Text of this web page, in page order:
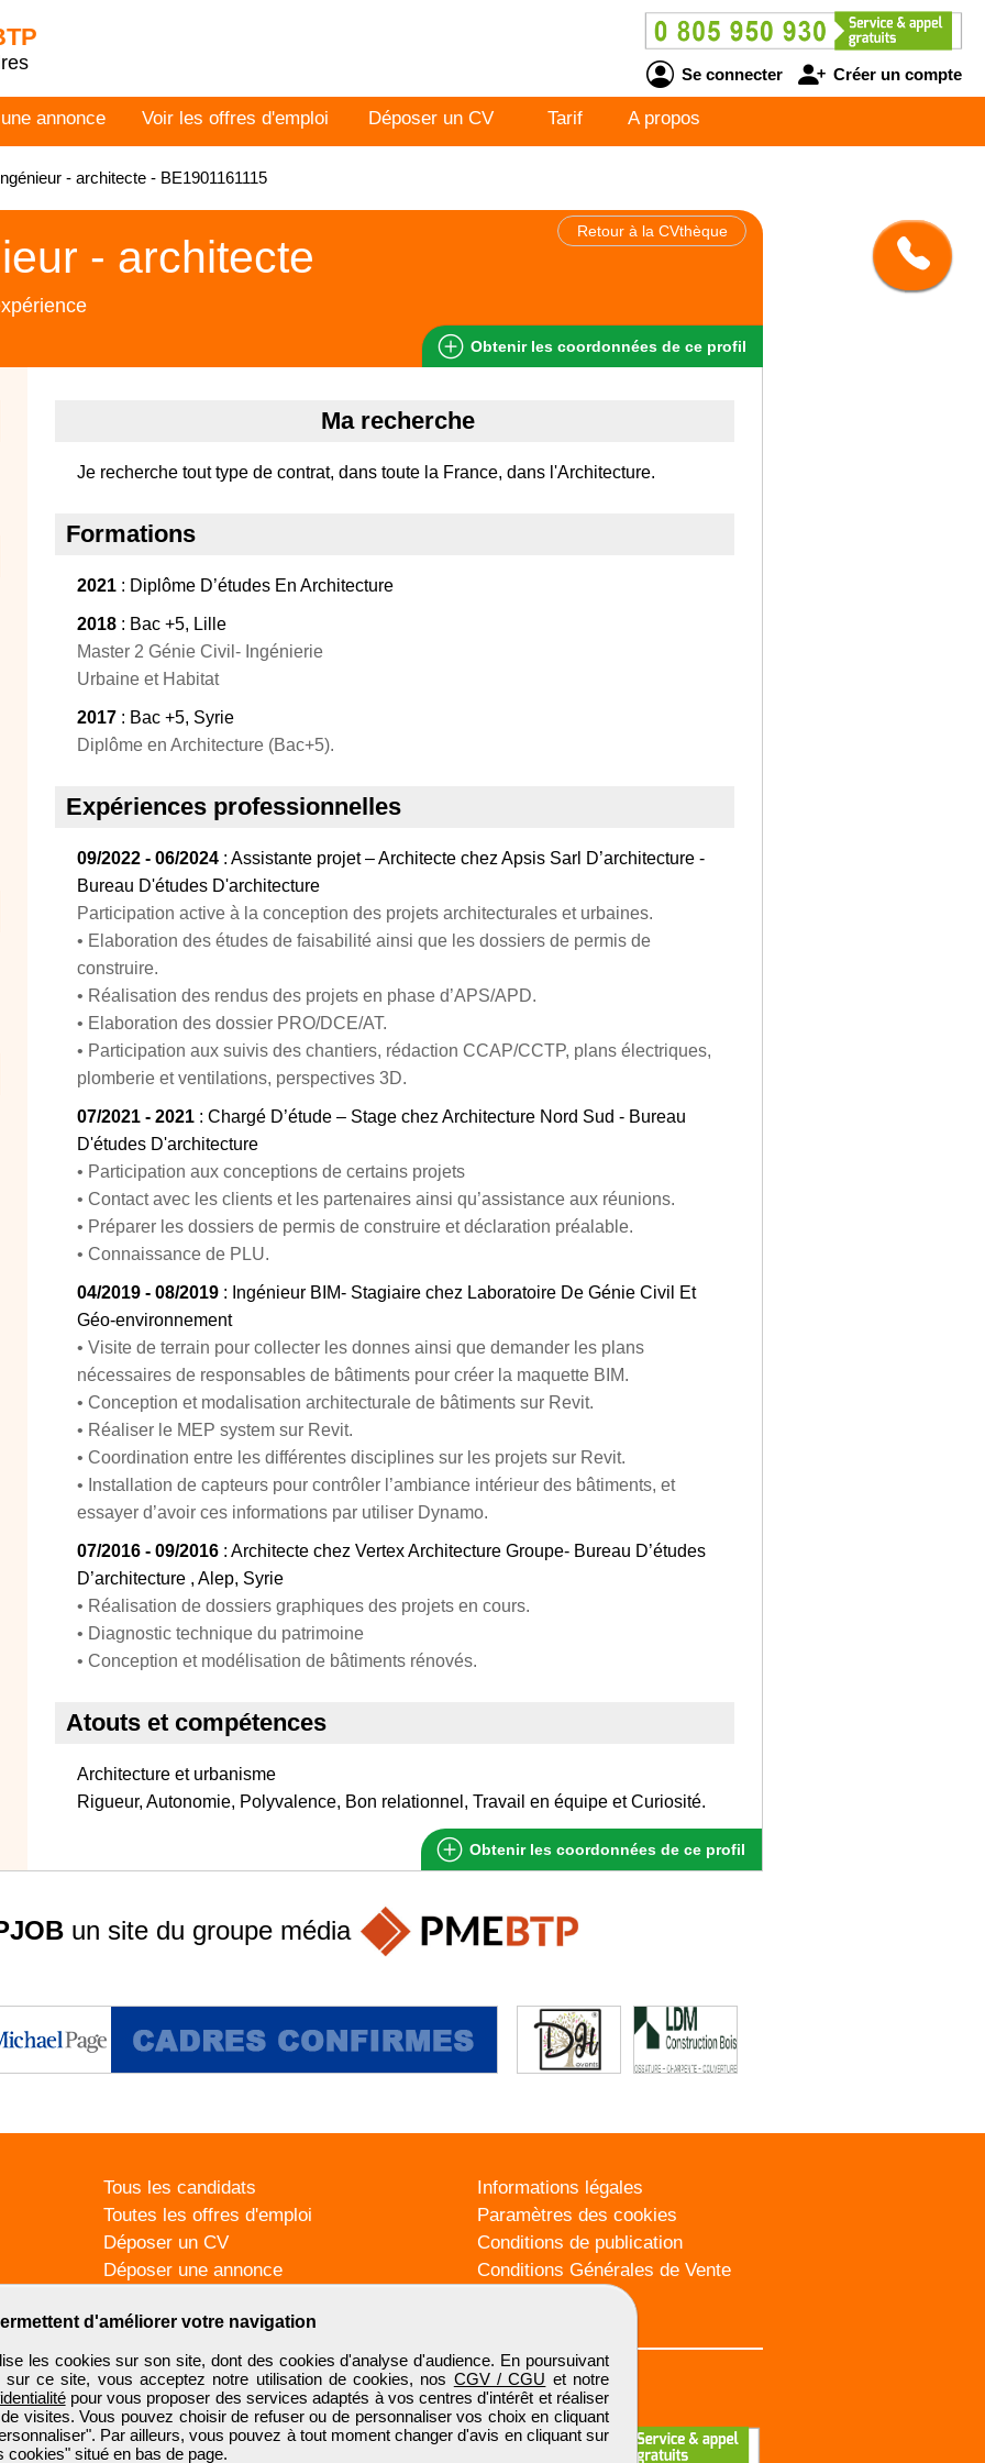
Se connecter Créer un compte
annonce Voir les offres d'emploi Déposer un CV Tarif A propos
- architecte - BE1901161115
Retour à la CVthèque
- architecte
Obtenir les coordonnées de ce profil
Ma recherche
Je recherche tout type de contrat, dans toute la France, dans l'Architecture.
Formations
2021 : Diplôme D’études En Architecture
2018 : Bac +5, Lille
Master 2 Génie Civil- Ingénierie
Urbaine et Habitat
2017 : Bac +5, Syrie
Diplôme en Architecture (Bac+5).
Expériences professionnelles
09/2022 - 06/2024 : Assistante projet – Architecte chez Apsis Sarl D’architecture -
Bureau D'études D'architecture
Participation active à la conception des projets architecturales et urbaines.
• Elaboration des études de faisabilité ainsi que les dossiers de permis de
construire.
• Réalisation des rendus des projets en phase d’APS/APD.
• Elaboration des dossier PRO/DCE/AT.
• Participation aux suivis des chantiers, rédaction CCAP/CCTP, plans électriques,
plomberie et ventilations, perspectives 3D.
07/2021 - 2021 : Chargé D’étude – Stage chez Architecture Nord Sud - Bureau
D'études D'architecture
• Participation aux conceptions de certains projets
• Contact avec les clients et les partenaires ainsi qu’assistance aux réunions.
• Préparer les dossiers de permis de construire et déclaration préalable.
• Connaissance de PLU.
04/2019 - 08/2019 : Ingénieur BIM- Stagiaire chez Laboratoire De Génie Civil Et
Géo-environnement
• Visite de terrain pour collecter les donnes ainsi que demander les plans
nécessaires de responsables de bâtiments pour créer la maquette BIM.
• Conception et modalisation architecturale de bâtiments sur Revit.
• Réaliser le MEP system sur Revit.
• Coordination entre les différentes disciplines sur les projets sur Revit.
• Installation de capteurs pour contrôler l’ambiance intérieur des bâtiments, et
essayer d’avoir ces informations par utiliser Dynamo.
07/2016 - 09/2016 : Architecte chez Vertex Architecture Groupe- Bureau D’études
D’architecture , Alep, Syrie
• Réalisation de dossiers graphiques des projets en cours.
• Diagnostic technique du patrimoine
• Conception et modélisation de bâtiments rénovés.
Atouts et compétences
Architecture et urbanisme
Rigueur, Autonomie, Polyvalence, Bon relationnel, Travail en équipe et Curiosité.
Obtenir les coordonnées de ce profil
d'améliorer votre navigation
les cookies sur son site, dont des cookies d'analyse d'audience. En poursuivant
sur ce site, vous acceptez notre utilisation de cookies, nos CGV / CGU et notre
pour vous proposer des services adaptés à vos centres d'intérêt et réaliser
visites. Vous pouvez choisir de refuser ou de personnaliser vos choix en cliquant
Par ailleurs, vous pouvez à tout moment changer d'avis en cliquant sur
cookies" situé en bas de page.
un site du groupe média
Tous les candidats
Toutes les offres d'emploi
Déposer un CV
Déposer une annonce
Informations légales
Paramètres des cookies
Conditions de publication
Conditions Générales de Vente